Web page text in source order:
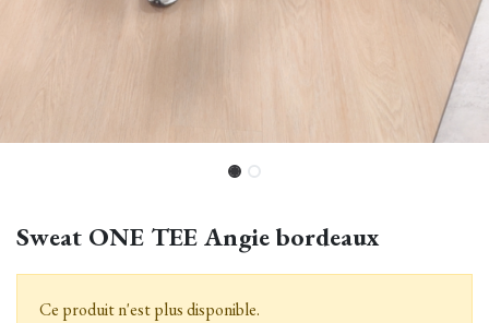
Sweat ONE TEE Angie bordeaux
Ce produit n'est plus disponible.